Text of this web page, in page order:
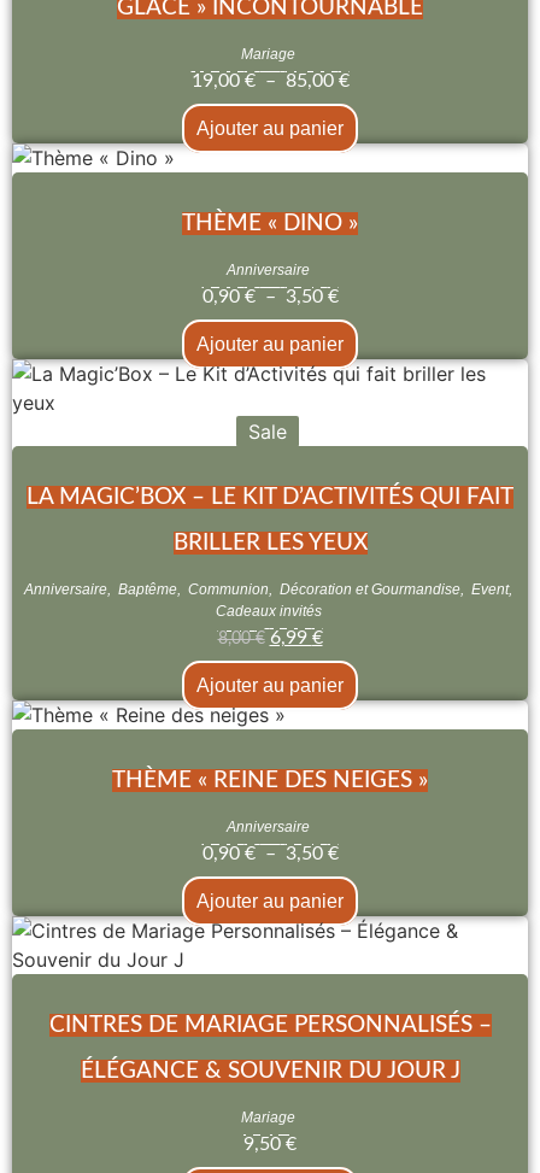
GLACE » INCONTOURNABLE
Mariage
19,00 € – 85,00 €
Ajouter au panier
THÈME « DINO »
Anniversaire
0,90 € – 3,50 €
Ajouter au panier
Sale
LA MAGIC’BOX – LE KIT D’ACTIVITÉS QUI FAIT
BRILLER LES YEUX
Anniversaire, Baptême, Communion, Décoration et Gourmandise, Event,
Cadeaux invités
8,00€ 6,99 €
Ajouter au panier
THÈME « REINE DES NEIGES »
Anniversaire
0,90 € – 3,50 €
Ajouter au panier
CINTRES DE MARIAGE PERSONNALISÉS –
ÉLÉGANCE & SOUVENIR DU JOUR J
Mariage
9,50 €